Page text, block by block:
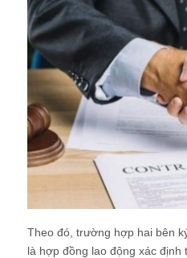
Theo đó, trường hợp hai bên
là hợp đồng lao động xác